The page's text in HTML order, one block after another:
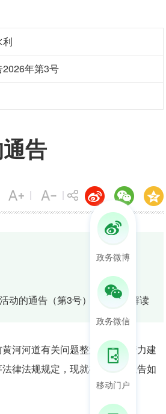
利
年第3号
告
动的通告（第3号）》的政策解读
河河道有关问题整治工作，着力建
律法规规定，现就有关事项通告如
政务微博
政务微信
移动门户